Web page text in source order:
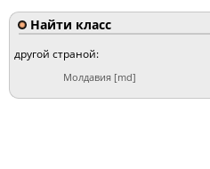
Найти класс
другой страной:
Молдавия [md]